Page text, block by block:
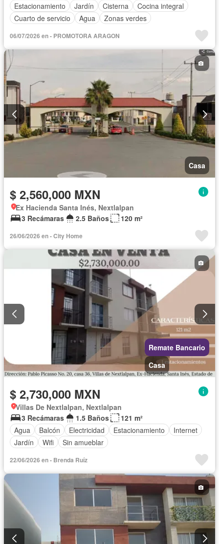
Estacionamiento
Jardín Cisterna
Cocina integral
Cuarto de servicio
Agua Zonas verdes
06/07/2026 en - PROMOTORA ARAGON
Casa
$ 2,560,000 MXN
Ex Hacienda Santa Inés, Nextlalpan
3 Recámaras
2.5 Baños 120 m²
26/06/2026 en - City Home
Remate Bancario
Casa
$ 2,730,000 MXN
Villas De Nextlalpan, Nextlalpan
3 Recámaras
1.5 Baños
121 m²
Agua
Balcón Electricidad Estacionamiento
Internet
Jardín
Wifi Sin amueblar
22/06/2026 en - Brenda Ruíz